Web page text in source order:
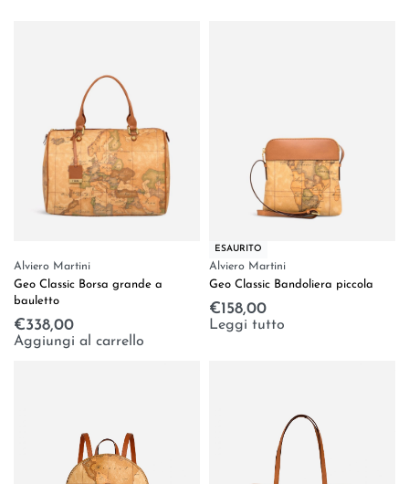
Alviero Martini
Geo Classic Borsa grande a
bauletto
€338,00
Aggiungi al carrello
ESAURITO
Alviero Martini
Geo Classic Bandoliera piccola
€158,00
Leggi tutto